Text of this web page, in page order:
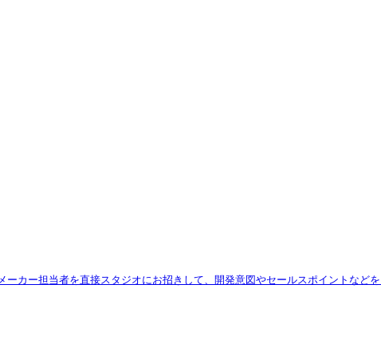
カー担当者を直接スタジオにお招きして、開発意図やセールスポイントなど